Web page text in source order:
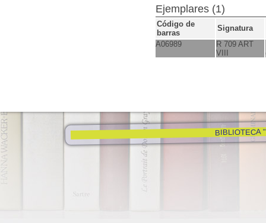
Ejemplares (1)
Código de
barras
Signatura
A06989
R 709 ART
VIII
BIBLIOTECA